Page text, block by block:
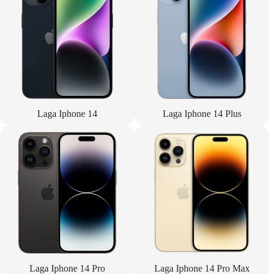
Laga Iphone 14 Laga Iphone 14 Plus
Laga Iphone 14 Pro Laga Iphone 14 Pro Max